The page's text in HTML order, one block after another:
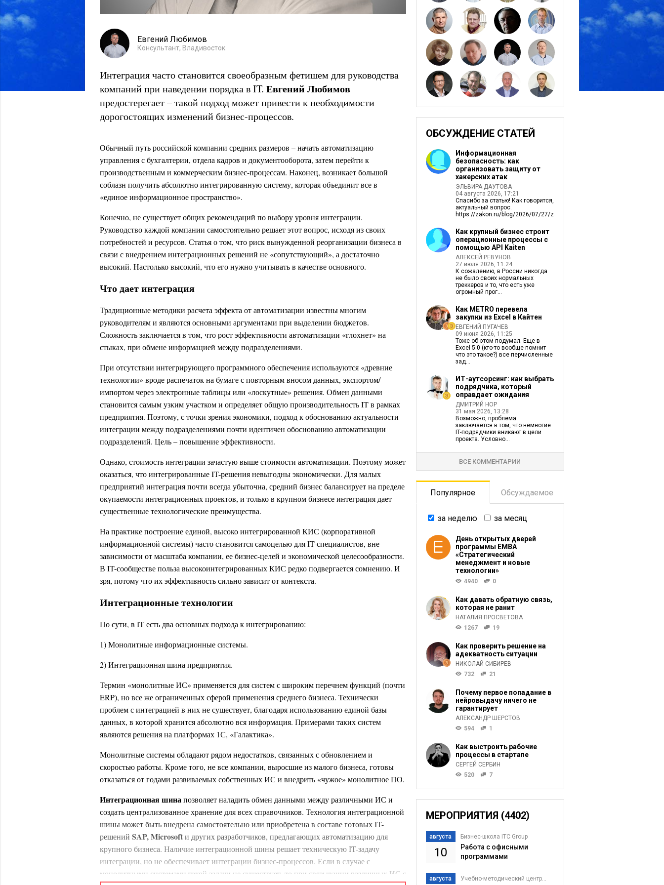
Евгений Любимов
Консультант, Владивосток
Интеграция часто становится своеобразным фетишем для руководства
компаний при наведении порядка в IT. Евгений Любимов
предостерегает – такой подход может привести к необходимости
дорогостоящих изменений бизнес-процессов.
Обычный путь российской компании средних размеров – начать автоматизацию
управления с бухгалтерии, отдела кадров и документооборота, затем перейти к
производственным и коммерческим бизнес-процессам. Наконец, возникает большой
соблазн получить абсолютно интегрированную систему, которая объединит все в
«единое информационное пространство».
Конечно, не существует общих рекомендаций по выбору уровня интеграции.
Руководство каждой компании самостоятельно решает этот вопрос, исходя из своих
потребностей и ресурсов. Статья о том, что риск вынужденной реорганизации бизнеса в
связи с внедрением интеграционных решений не «сопутствующий», а достаточно
высокий. Настолько высокий, что его нужно учитывать в качестве основного.
Что дает интеграция
Традиционные методики расчета эффекта от автоматизации известны многим
руководителям и являются основными аргументами при выделении бюджетов.
Сложность заключается в том, что рост эффективности автоматизации «глохнет» на
стыках, при обмене информацией между подразделениями.
При отсутствии интегрирующего программного обеспечения используются «древние
технологии» вроде распечаток на бумаге с повторным вносом данных, экспортом/
импортом через электронные таблицы или «лоскутные» решения. Обмен данными
становится самым узким участком и определяет общую производительность IT в рамках
предприятия. Поэтому, с точки зрения экономики, подход к обоснованию актуальности
интеграции между подразделениями почти идентичен обоснованию автоматизации
подразделений. Цель – повышение эффективности.
Однако, стоимость интеграции зачастую выше стоимости автоматизации. Поэтому может
оказаться, что интегрированные IT-решения невыгодны экономически. Для малых
предприятий интеграция почти всегда убыточна, средний бизнес балансирует на пределе
окупаемости интеграционных проектов, и только в крупном бизнесе интеграция дает
существенные технологические преимущества.
На практике построение единой, высоко интегрированной КИС (корпоративной
информационной системы) часто становится самоцелью для IT-специалистов, вне
зависимости от масштаба компании, ее бизнес-целей и экономической целесообразности.
В IT-сообществе польза высокоинтегрированных КИС редко подвергается сомнению. И
зря, потому что их эффективность сильно зависит от контекста.
Интеграционные технологии
По сути, в IT есть два основных подхода к интегрированию:
1) Монолитные информационные системы.
2) Интеграционная шина предприятия.
Термин «монолитные ИС» применяется для систем с широким перечнем функций (почти
ERP), но все же ограниченных сферой применения среднего бизнеса. Технически
проблем с интеграцией в них не существует, благодаря использованию единой базы
данных, в которой хранится абсолютно вся информация. Примерами таких систем
являются решения на платформах 1С, «Галактика».
Монолитные системы обладают рядом недостатков, связанных с обновлением и
скоростью работы. Кроме того, не все компании, выросшие из малого бизнеса, готовы
отказаться от годами развиваемых собственных ИС и внедрить «чужое» монолитное ПО.
Интеграционная шинапозволяет наладить обмен данными между различными ИС и
создать централизованное хранение для всех справочников. Технология интеграционной
шины может быть внедрена самостоятельно или приобретена в составе готовых IT-
решений SAP, Microsoftи других разработчиков, предлагающих автоматизацию для
крупного бизнеса. Наличие интеграционной шины решает техническую IT-задачу
интеграции, но не обеспечивает интеграции бизнес-процессов. Если в случае с
монолитными системами такой задачи не существует, то при связывании различных ИС с
ОБСУЖДЕНИЕ СТАТЕЙ
Информационная
безопасность: как
организовать защиту от
хакерских атак
ЭЛЬВИРА ДАУТОВА
04 августа 2026, 17:21
Спасибо за статью! Как говорится,
актуальный вопрос.
https://zakon.ru/blog/2026/07/27/zagruzil_v_...
Как крупный бизнес строит
операционные процессы с
помощью API Kaiten
АЛЕКСЕЙ РЕВУНОВ
27 июля 2026, 11:24
К сожалению, в России никогда
не было своих нормальных
треккеров и то, что есть уже
огромный прог...
Как METRO перевела
закупки из Excel в Кайтен
ЕВГЕНИЙ ПУГАЧЕВ
09 июня 2026, 11:25
Тоже об этом подумал. Еще в
Excel 5.0 (кто-то вообще помнит
что это такое?) все перчисленные
зад...
ИТ-аутсорсинг: как выбрать
подрядчика, который
оправдает ожидания
ДМИТРИЙ НОР
31 мая 2026, 13:28
Возможно, проблема
заключается в том, что немногие
IT-подрядчики вникают в цели
проекта. Условно...
ВСЕ КОММЕНТАРИИ
Популярное Обсуждаемое
за неделю за месяц
День открытых дверей
программы ЕМВА
«Стратегический
менеджмент и новые
технологии»
4940 0
Как давать обратную связь,
которая не ранит
НАТАЛИЯ ПРОСВЕТОВА
1267
19
Как проверить решение на
адекватность ситуации
НИКОЛАЙ СИБИРЕВ
732
21
Почему первое попадание в
нейровыдачу ничего не
гарантирует
АЛЕКСАНДР ШЕРСТОВ
594
1
Как выстроить рабочие
процессы в стартапе
СЕРГЕЙ СЕРБИН
520
7
МЕРОПРИЯТИЯ (4402)
августа
10
Бизнес-школа ITC Group
Работа с офисными
программами
августа Учебно-методический центр...